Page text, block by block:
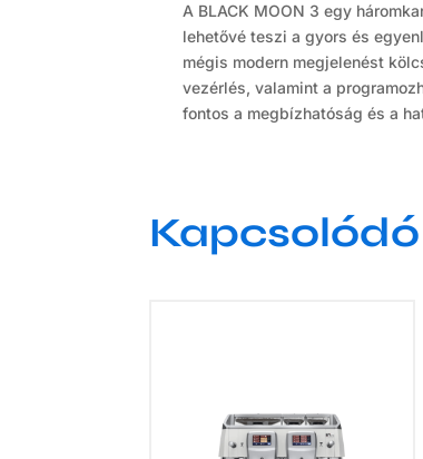
A BLACK MOON 3 egy
lehetővé teszi a gyors és
mégis modern megjelenést
vezérlés, valamint a
fontos a megbízhatóság és a